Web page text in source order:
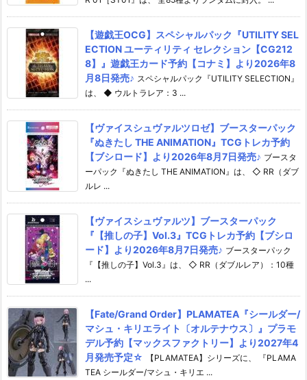
【遊戯王OCG】スペシャルパック『UTILITY SEL
ECTION ユーティリティ セレクション【CG212
8】』遊戯王カード予約【コナミ】より2026年8
月8日発売♪ スペシャルパック『UTILITY SELECTION』
は、 ◆ ウルトラレア：3 ...
【ヴァイスシュヴァルツロゼ】ブースターパック
『ぬきたし THE ANIMATION』TCGトレカ予約
【ブシロード】より2026年8月7日発売♪ ブースタ
ーパック『ぬきたし THE ANIMATION』は、 ◇ RR（ダブ
ルレ ...
【ヴァイスシュヴァルツ】ブースターパック
『【推しの子】Vol.3』TCGトレカ予約【ブシロ
ード】より2026年8月7日発売♪ ブースターパック
『【推しの子】Vol.3』は、 ◇ RR（ダブルレア）：10種
...
【Fate/Grand Order】PLAMATEA『シールダー/
マシュ・キリエライト〔オルテナウス〕』プラモ
デル予約【マックスファクトリー】より2027年4
月発売予定☆
【PLAMATEA】シリーズに、 『PLAMA
TEA シールダー/マシュ・キリエ ...